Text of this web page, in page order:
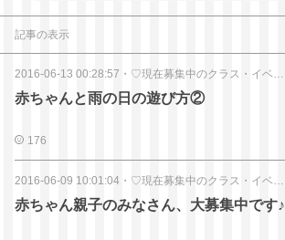
記事の表示
2016-06-13 00:28:57 ・ ♡現在募集中のクラス・イベント
赤ちゃんと雨の日の遊び方②
176
2016-06-09 10:01:04 ・ ♡現在募集中のクラス・イベント
赤ちゃん親子のみなさん、大募集中です♪